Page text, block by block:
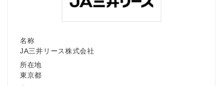
名称
JA三井リース株式会社
所在地
東京都